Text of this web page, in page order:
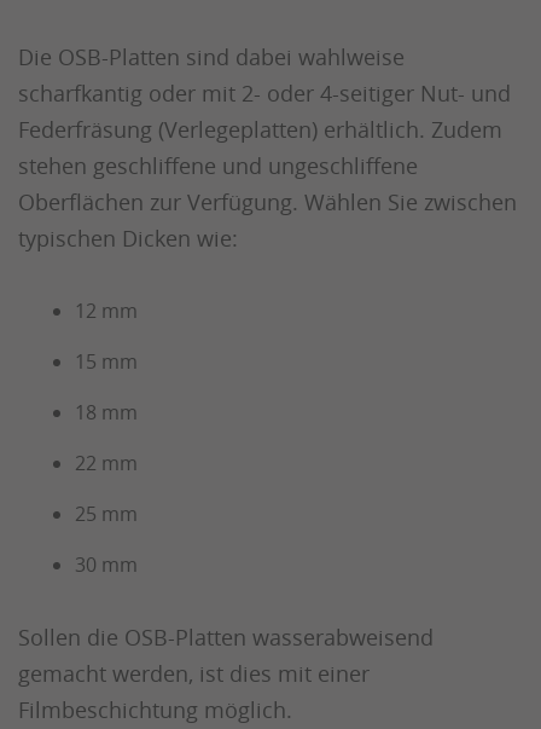
Die OSB-Platten sind dabei wahlweise
scharfkantig oder mit 2- oder 4-seitiger Nut- und
Federfräsung (Verlegeplatten) erhältlich. Zudem
stehen geschliffene und ungeschliffene
Oberflächen zur Verfügung. Wählen Sie zwischen
typischen Dicken wie:
12 mm
15 mm
18 mm
22 mm
25 mm
30 mm
Sollen die OSB-Platten wasserabweisend
gemacht werden, ist dies mit einer
Filmbeschichtung möglich.